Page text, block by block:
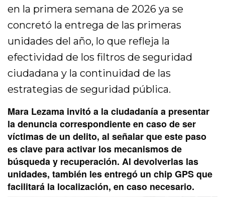
en la primera semana de 2026 ya se
concretó la entrega de las primeras
unidades del año, lo que refleja la
efectividad de los filtros de seguridad
ciudadana y la continuidad de las
estrategias de seguridad pública.
Mara Lezama invitó a la ciudadanía a presentar
la denuncia correspondiente en caso de ser
víctimas de un delito, al señalar que este paso
es clave para activar los mecanismos de
búsqueda y recuperación. Al devolverlas las
unidades, también les entregó un chip GPS que
facilitará la localización, en caso necesario.